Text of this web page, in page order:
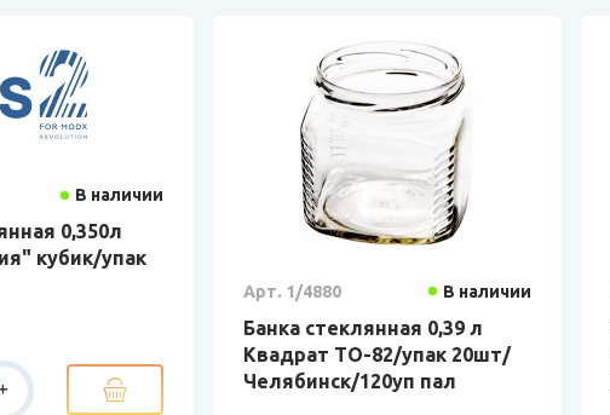
В наличии
0,350л
кубик/упак
Арт. 1/4880 В наличии
Банка стеклянная 0,39 л
Квадрат ТО-82/упак 20шт/
Челябинск/120уп пал